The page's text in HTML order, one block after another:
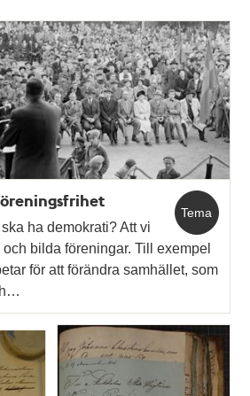
Tema
ha demokrati? Att vi
bilda föreningar. Till exempel
för att förändra samhället, som